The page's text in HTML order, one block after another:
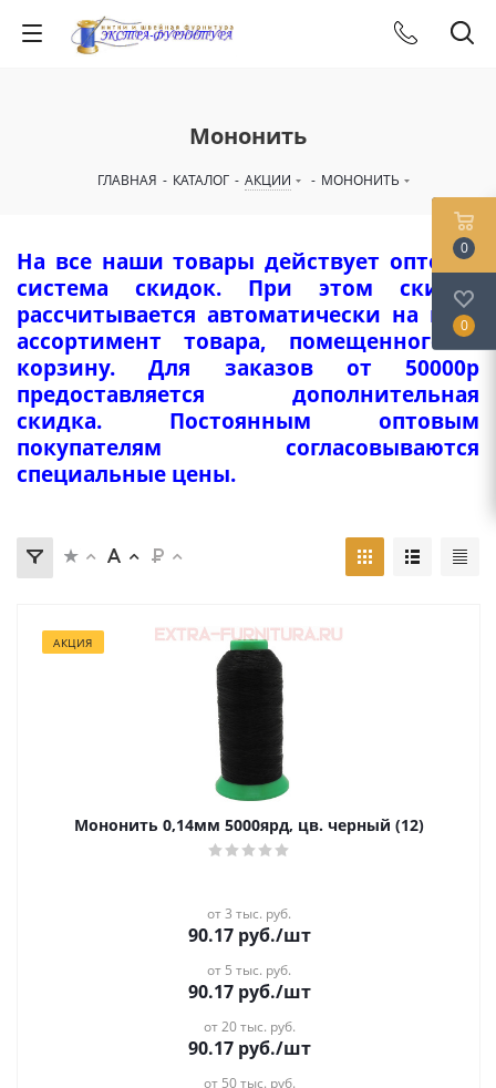
Мононить
ГЛАВНАЯ - КАТАЛОГ - АКЦИИ - МОНОНИТЬ
На все наши товары действует оптовая
система скидок. При этом скидка
рассчитывается автоматически на весь
ассортимент товара, помещенного в
корзину. Для заказов от 50000р
предоставляется дополнительная
скидка. Постоянным оптовым
покупателям согласовываются
специальные цены.
АКЦИЯ
Мононить 0,14мм 5000ярд, цв. черный (12)
от 3 тыс. руб.
90.17руб./шт
от 5 тыс. руб.
90.17руб./шт
от 20 тыс. руб.
90.17руб./шт
от 50 тыс. руб.
0
0